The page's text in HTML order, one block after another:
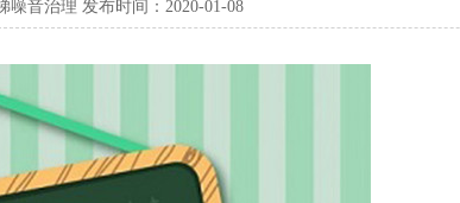
噪音治理 发布时间：2020-01-08